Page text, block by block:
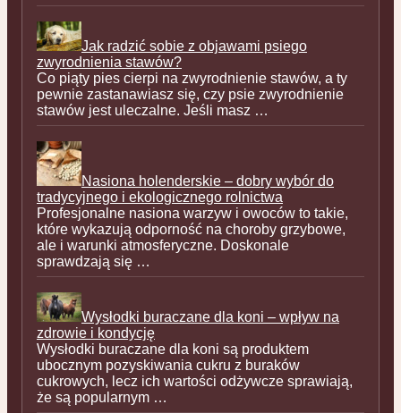
Jak radzić sobie z objawami psiego
zwyrodnienia stawów?
Co piąty pies cierpi na zwyrodnienie stawów, a ty
pewnie zastanawiasz się, czy psie zwyrodnienie
stawów jest uleczalne. Jeśli masz …
Nasiona holenderskie – dobry wybór do
tradycyjnego i ekologicznego rolnictwa
Profesjonalne nasiona warzyw i owoców to takie,
które wykazują odporność na choroby grzybowe,
ale i warunki atmosferyczne. Doskonale
sprawdzają się …
Wysłodki buraczane dla koni – wpływ na
zdrowie i kondycję
Wysłodki buraczane dla koni są produktem
ubocznym pozyskiwania cukru z buraków
cukrowych, lecz ich wartości odżywcze sprawiają,
że są popularnym …